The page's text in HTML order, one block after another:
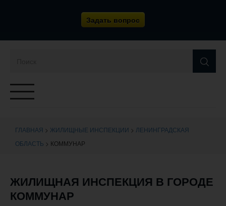
Задать вопрос
Переключатель
ГЛАВНАЯ > ЖИЛИЩНЫЕ ИНСПЕКЦИИ > ЛЕНИНГРАДСКАЯ
ОБЛАСТЬ > КОММУНАР
ЖИЛИЩНАЯ ИНСПЕКЦИЯ В ГОРОДЕ
КОММУНАР